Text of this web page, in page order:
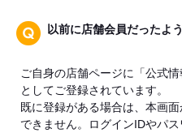
以前に店舗会員だったよ
ご自身の店舗ページに「公式
としてご登録されています。
既に登録がある場合は、本画
できません。ログインIDやパ